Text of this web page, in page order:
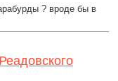
? вроде бы в